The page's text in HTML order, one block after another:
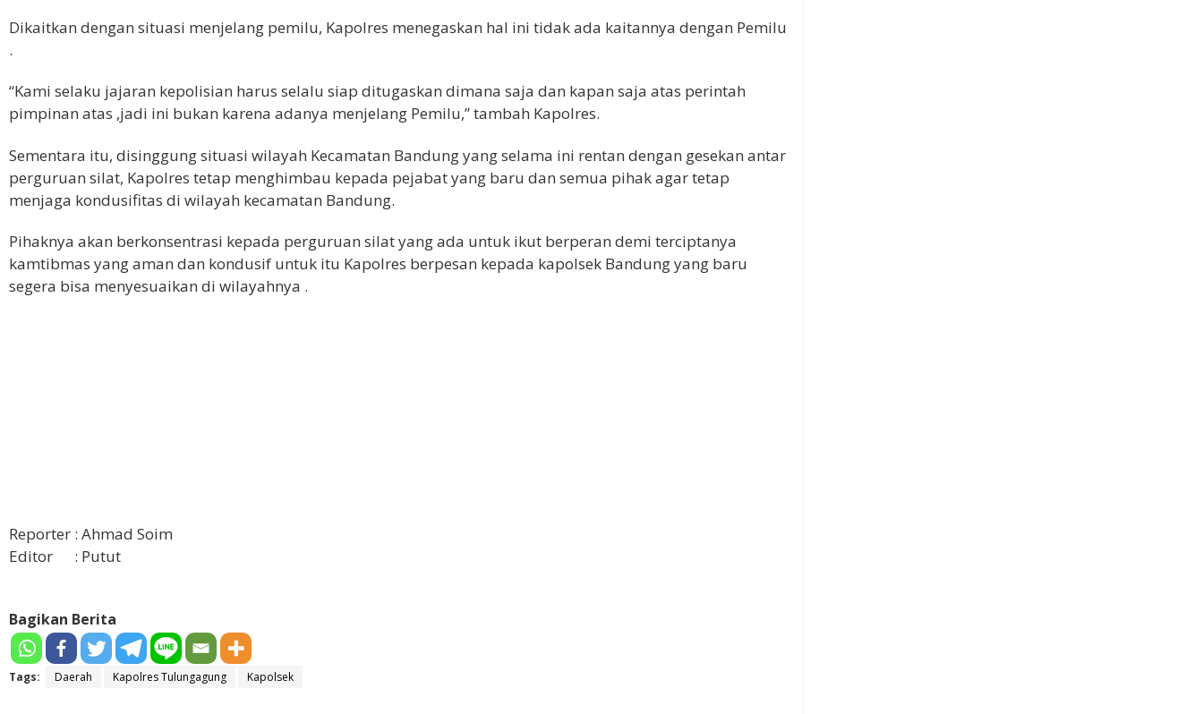
Dikaitkan dengan situasi menjelang pemilu, Kapolres menegaskan hal ini tidak ada kaitannya dengan Pemilu
.
“Kami selaku jajaran kepolisian harus selalu siap ditugaskan dimana saja dan kapan saja atas perintah
pimpinan atas ,jadi ini bukan karena adanya menjelang Pemilu,” tambah Kapolres.
Sementara itu, disinggung situasi wilayah Kecamatan Bandung yang selama ini rentan dengan gesekan antar
perguruan silat, Kapolres tetap menghimbau kepada pejabat yang baru dan semua pihak agar tetap
menjaga kondusifitas di wilayah kecamatan Bandung.
Pihaknya akan berkonsentrasi kepada perguruan silat yang ada untuk ikut berperan demi terciptanya
kamtibmas yang aman dan kondusif untuk itu Kapolres berpesan kepada kapolsek Bandung yang baru
segera bisa menyesuaikan di wilayahnya .
Reporter : Ahmad Soim
Editor : Putut
Bagikan Berita
Tags: Daerah Kapolres Tulungagung Kapolsek